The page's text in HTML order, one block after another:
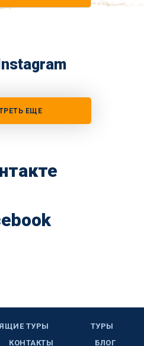
ЕЩЕ
ТУРЫ
ТУРЫ
КОНТАКТЫ БЛОГ